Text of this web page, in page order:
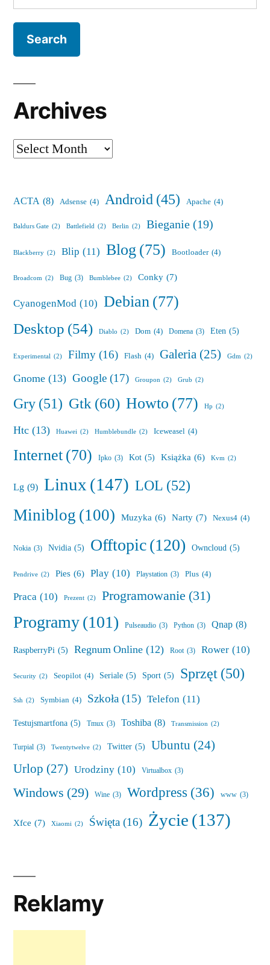
for:
Archives
Archives
ACTA (8) Adsense (4) Android (45) Apache (4)
Baldurs Gate (2) Battlefield (2) Berlin (2) Bieganie (19)
Blackberry (2) Blip (11) Blog(75) Bootloader (4)
Broadcom (2) Bug (3) Bumblebee (2) Conky (7)
CyanogenMod (10) Debian(77)
Desktop (54) Diablo (2) Dom (4) Domena (3) Eten (5)
Experimental (2) Filmy (16) Flash (4) Galeria (25) Gdm (2)
Gnome (13) Google (17) Groupon (2) Grub (2)
Gry(51) Gtk(60) Howto (77) Hp (2)
Htc (13) Huawei (2) Humblebundle (2) Iceweasel (4)
Internet(70) Ipko (3) Kot (5) Książka (6) Kvm (2)
Lg (9) Linux(147) LOL (52)
Miniblog (100) Muzyka (6) Narty (7) Nexus4 (4)
Nokia (3) Nvidia (5) Offtopic(120) Owncloud (5)
Pendrive (2) Pies (6) Play (10) Playstation (3) Plus (4)
Praca (10) Prezent (2) Programowanie (31)
Programy(101) Pulseaudio (3) Python (3) Qnap (8)
RaspberryPi (5) Regnum Online (12) Root (3) Rower (10)
Security (2) Seopilot (4) Seriale (5) Sport (5) Sprzęt(50)
Ssh (2) Symbian (4) Szkoła (15) Telefon (11)
Testujsmartfona (5) Tmux (3) Toshiba (8) Transmission (2)
Turpial (3) Twentytwelve (2) Twitter (5) Ubuntu (24)
Urlop (27) Urodziny (10) Virtualbox (3)
Windows (29) Wine (3) Wordpress (36) www (3)
Xfce (7) Xiaomi (2) Święta (16) Życie(137)
Reklamy